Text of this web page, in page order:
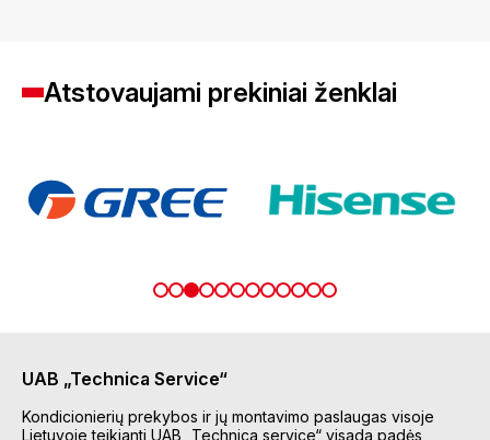
Atstovaujami prekiniai ženklai
UAB „Technica Service“
Kondicionierių prekybos ir jų montavimo paslaugas visoje
Lietuvoje teikianti UAB „Technica service“ visada padės